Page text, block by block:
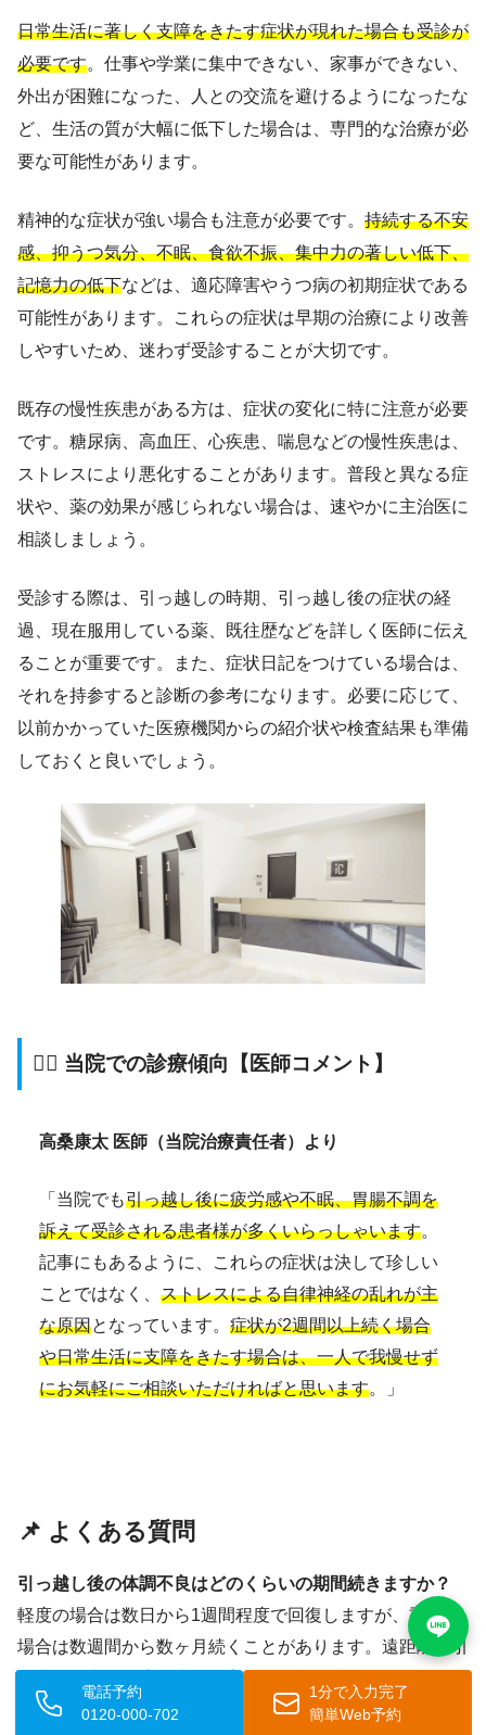
日常生活に著しく支障をきたす症状が現れた場合も受診が
必要です。仕事や学業に集中できない、家事ができない、
外出が困難になった、人との交流を避けるようになったな
ど、生活の質が大幅に低下した場合は、専門的な治療が必
要な可能性があります。
精神的な症状が強い場合も注意が必要です。 持続する不安
感、抑うつ気分、不眠、食欲不振、集中力の著しい低下、
記憶力の低下などは、適応障害やうつ病の初期症状である
可能性があります。これらの症状は早期の治療により改善
しやすいため、迷わず受診することが大切です。
既存の慢性疾患がある方は、症状の変化に特に注意が必要
です。糖尿病、高血圧、心疾患、喘息などの慢性疾患は、
ストレスにより悪化することがあります。普段と異なる症
状や、薬の効果が感じられない場合は、速やかに主治医に
相談しましょう。
受診する際は、引っ越しの時期、引っ越し後の症状の経
過、現在服用している薬、既往歴などを詳しく医師に伝え
ることが重要です。また、症状日記をつけている場合は、
それを持参すると診断の参考になります。必要に応じて、
以前かかっていた医療機関からの紹介状や検査結果も準備
しておくと良いでしょう。
👨‍⚕️ 当院での診療傾向【医師コメント】
高桑康太 医師（当院治療責任者）より
「当院でも引っ越し後に疲労感や不眠、胃腸不調を
訴えて受診される患者様が多くいらっしゃいます。
記事にもあるように、これらの症状は決して珍しい
ことではなく、 ストレスによる自律神経の乱れが主
な原因となっています。 症状が2週間以上続く場合
や日常生活に支障をきたす場合は、一人で我慢せず
にお気軽にご相談いただければと思います。」
📌 よくある質問
引っ越し後の体調不良はどのくらいの期間続きますか？
軽度の場合は数日から1週間程度で回復しますが、重度の
場合は数週間から数ヶ月続くことがあります。遠距離の引
っ越しや生活環境が大きく変わる場合は症状が長引く傾向
があります。 2週間以上続く場合は医療機関への相談をお
電話予約
0120-000-702
1分で入力完了
簡単Web予約